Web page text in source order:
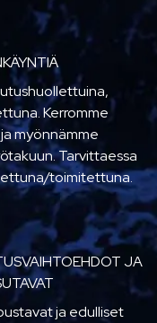
Kerromme
myönnämme
Tarvittaessa
toimitettuna.
JA
ja edulliset